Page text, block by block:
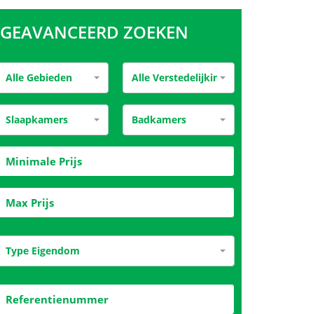
GEAVANCEERD ZOEKEN
Alle Gebieden Alle Verstedelijking
Slaapkamers Badkamers
Type Eigendom